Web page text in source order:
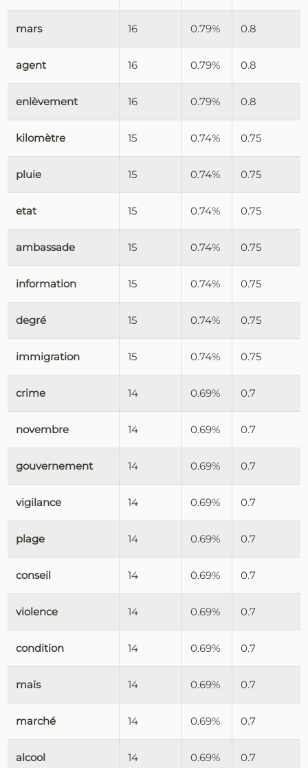
mars 16 0.79% 0.8
agent 16 0.79% 0.8
enlèvement 16 0.79% 0.8
kilomètre 15 0.74% 0.75
pluie 15 0.74% 0.75
etat 15 0.74% 0.75
ambassade 15 0.74% 0.75
information 15 0.74% 0.75
degré 15 0.74% 0.75
immigration 15 0.74% 0.75
crime 14 0.69% 0.7
novembre 14 0.69% 0.7
gouvernement 14 0.69% 0.7
vigilance 14 0.69% 0.7
plage 14 0.69% 0.7
conseil 14 0.69% 0.7
violence 14 0.69% 0.7
condition 14 0.69% 0.7
maïs 14 0.69% 0.7
marché 14 0.69% 0.7
alcool 14 0.69% 0.7